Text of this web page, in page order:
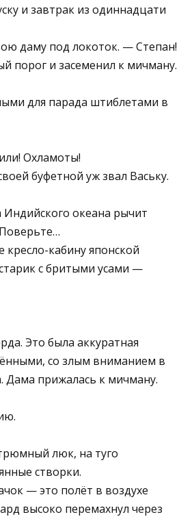
и завтрак из одиннадцати
даму под локоток. — Степан!
порог и засеменил к мичману.
для парада штиблетами в
Охламоты!
буфетной уж звал Ваську.
океана рычит
кабину японской
с бритыми усами —
Это была аккуратная
со злым вниманием в
Дама прижалась к мичману.
люк, на туго
створки.
— это полёт в воздухе
высоко перемахнул через